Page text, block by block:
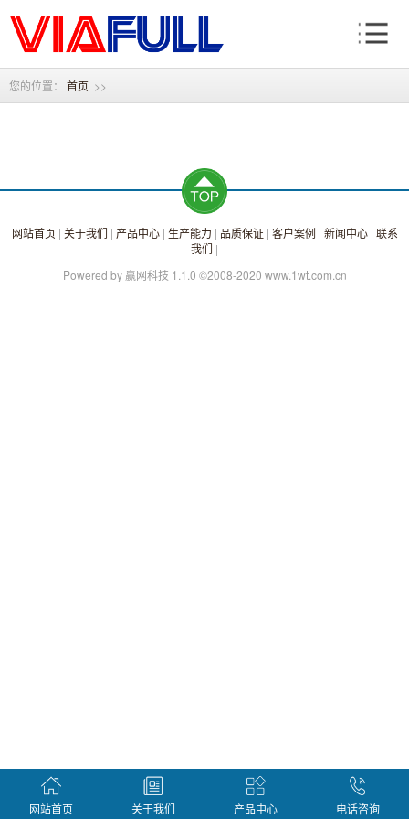
您的位置： 首页 >>
网站首页| 关于我们 | 产品中心| 生产能力 | 品质保证| 客户案例 | 新闻中心| 联系
我们 |
Powered by 赢网科技 1.1.0 ©2008-2020 www.1wt.com.cn
网站首页 关于我们 产品中心 电话咨询